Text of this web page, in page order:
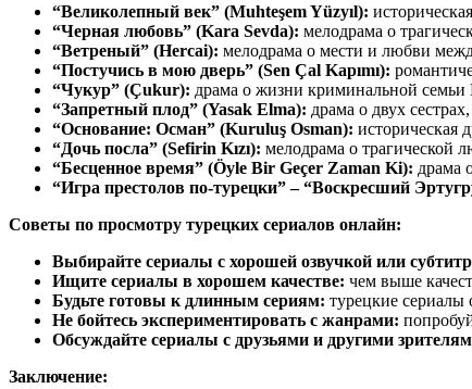
“Великолепный век” (Muhteşem Yüzyıl):
“Черная любовь” (Kara Sevda): мелодрама о
“Ветреный” (Hercai): мелодрама о мести и любви
“Постучись в мою дверь” (Sen Çal Kapımı):
“Чукур” (Çukur): драма о жизни криминальной
“Запретный плод” (Yasak Elma): драма о двух
“Основание: Осман” (Kuruluş Osman): историческая
“Дочь посла” (Sefirin Kızı): мелодрама о трагической
“Бесценное время” (Öyle Bir Geçer Zaman Ki): драма
“Игра престолов по-турецки” – “Воскресший
Советы по просмотру турецких сериалов онлайн:
Выбирайте сериалы с хорошей озвучкой или
Ищите сериалы в хорошем качестве: чем выше
Будьте готовы к длинным сериям: турецкие
Не бойтесь экспериментировать с жанрами:
Обсуждайте сериалы с друзьями и другими
Заключение: